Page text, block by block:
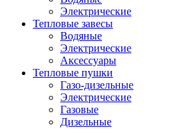
Электрические
Тепловые завесы
Водяные
Электрические
Аксессуары
Тепловые пушки
Газо-дизельные
Электрические
Газовые
Дизельные